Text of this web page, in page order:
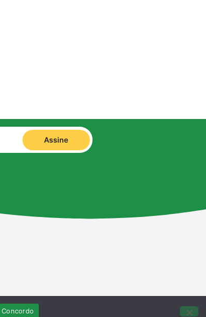
Assine
Concordo